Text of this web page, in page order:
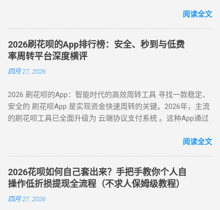
法通过模拟真实购物场景，有效规避单笔限额，是 “花呗套现教
程” 中针对普通风控的核心策略。 三、深度风控账户：代付模
式破解，20-100 元也能全额套现 针对仅能支付 20-100 元或完
全无法交易的深度风控账户，代付模式成为终极解决方案。 操
（如小米商城、淘宝天猫），生成代付二维码。 扫码代付 ：用
户使用支付宝扫描代付码，选择花呗完成支付。 资金流转 ：商
家确认收款后，扣除手续费将资金转入用户账户。此方法突破
所有风控限制，即使花呗被深度风控也能实现套现，是...
付宝于近期升级「备用金」功能，实现花呗额度直接取现至银
行卡。具体操作步骤如下： 入口激活 ：打开支付宝 APP → 点
击「我的」→ 进入「花呗」页面，找到「备用金」开通入口。
额度确认 ：备用金额度与花呗可用额度实时同步（部分用户享
额外专享额度），支持最低 1 元起取。 验证流程 ：按提示完成
刷脸认证，确认利率及还款规则。 资金划转 ：输入取现金额
到账。 关键提示 ： 取现后花呗额度同步扣减，还款与花呗账
单合并，支持随时提前结清且无手续费。 备用金年化利率 7.2%
起，低于多数套现平台的高额手续费（通常达 10%-15%）。
部分用户尝试通过正规手段套现。 以下为常见套现方式： 套现
方式 操作流程 等级 到账时间 虚假交易 通过淘宝店铺刷单后退
款 ★★★★★ 5-30分钟左右 第三方平台 使用「黎明花呗」等
工具转账 ★★★★☆ 5分钟左右 线下扫码套现 扫描商家二维码
直接通过银行渠道取现，手续费约 1%-3%，日息 0.05%。 借呗
行为存在账户限制风险，需谨慎评估 ）。 二、2025 年花呗套
型 —— 小额应急首选 方法 1：可信商家扫码套现 操作流程 ：
通过资质认证平台获取实名商家收款码（需查验营业执照）；
花呗支付后，商家扣除 8%-15% 手续费实时返现至支付宝 / 微
信。 优势 ：10 分钟极速到账，操作极简 劣势 ：手续费偏高，
案 方法 2：电商平台虚拟卡券套现 操作流程 ： 在淘宝 / 天猫
购买京东 E 卡、加油卡等虚拟商品（单笔≤5000 元）； 通过
“京回收” 等卡券平台以 92-96 折出售，资金秒到银行卡。 优势
政策波动影响 （三）实物交易型 —— 大额资金解决方案 方法类
型 操作核心 手续费区间 适用场景 方法 3：货到返现 购买手机
/ 家电后协商退货 10%-25% 单笔需提现万元以上 方法 4：线下
闪付套现 开通花呗闪付绑定手机 Pay 5%-10% 需实体店铺配合
（四）间接套现策略 —— 隐蔽性优化方案 方法 5：信用卡代还
通道 花呗为信用卡还款（支持支付宝通道）； 信用卡预借现金
阅读全文
2026刷花呗的App排行榜：安全、秒到与低费
率周转平台深度横评
四月 27, 2026
2026 刷花呗的App：智能时代的高效周转工具 寻找一款稳定、
安全的 刷花呗App 是实现资金快速周转的关键。2026年，主流
的刷花呗工具已全面升级为 云端协议支付系统 。这种App通过
呗额度通过模拟购物流程转化为可提现余额。目前主流App的综
款 多通道备份 隐私加密 在移动支付高度发达的今天，刷花呗
已不再需要传统的线下寻找商家。只需通过手机下载特定的周
转 App 或关注 H5 平台，即可实现“足不出户，额度变现”。
一、 2026 年主流刷花呗 App 模式对比 App 类型 技术核心 到账
阅读全文
2026花呗如何自己套出来？手把手教你个人自
操作低折损提现全流程（不求人保姆级教程）
四月 27, 2026